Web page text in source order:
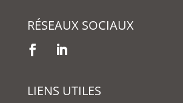
RÉSEAUX SOCIAUX
LIENS UTILES